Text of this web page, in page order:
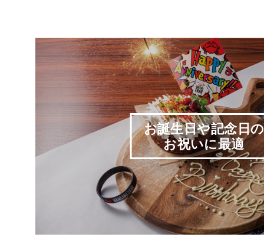
お誕生日や記念日の
お祝いに最適